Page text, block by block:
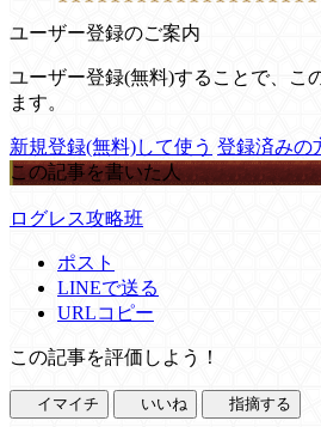
ユーザー登録のご案内
ユーザー登録(無料)することで、こ
ます。
新規登録(無料)して使う 登録済みの
この記事を書いた人
ログレス攻略班
ポスト
LINEで送る
URLコピー
この記事を評価しよう！
イマイチ いいね 指摘する